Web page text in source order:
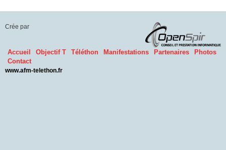
Crée par
Accueil Objectif T Téléthon Manifestations Partenaires
Photos
Contact
www.afm-telethon.fr